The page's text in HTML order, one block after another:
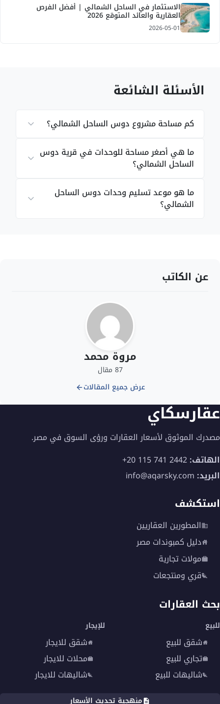
الاستثمار في الساحل الشمالي | أفضل الفرص
العقارية والعائد المتوقع 2026
2026-05-01
الأسئلة الشائعة
كم مساحة مشروع دوس الساحل الشمالي؟
ما هي أصغر مساحة للوحدات في قرية دوس
الساحل الشمالي؟
ما هو موعد تسليم وحدات دوس الساحل
الشمالي؟
عن الكاتب
مروة محمد
87 مقال
عرض جميع المقالات
عقارسكاي
مصدرك الموثوق لأسعار العقارات ورؤى السوق في مصر.
الهاتف:+20 115 741 2442
البريد: info@aqarsky.com
استكشف
المطورين العقاريين
دليل كمبوندات مصر
مولات تجارية
قري ومنتجعات
بحث العقارات
للبيع
شقق للبيع
تجاري للبيع
شاليهات للبيع
للإيجار
شقق للايجار
محلات للايجار
شاليهات للايجار
منهجية تحديث الأسعار